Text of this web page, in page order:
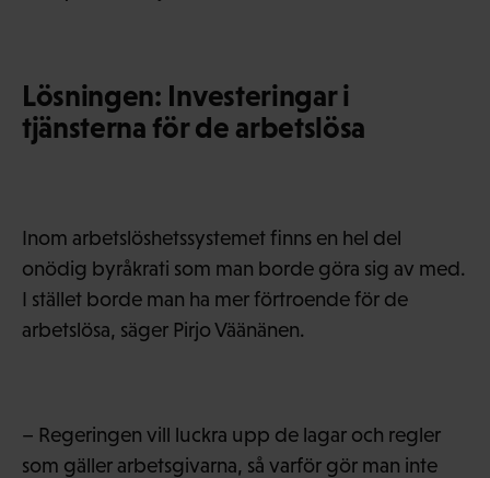
Lösningen: Investeringar i
tjänsterna för de arbetslösa
Inom arbetslöshetssystemet finns en hel del
onödig byråkrati som man borde göra sig av med.
I stället borde man ha mer förtroende för de
arbetslösa, säger Pirjo Väänänen.
– Regeringen vill luckra upp de lagar och regler
som gäller arbetsgivarna, så varför gör man inte